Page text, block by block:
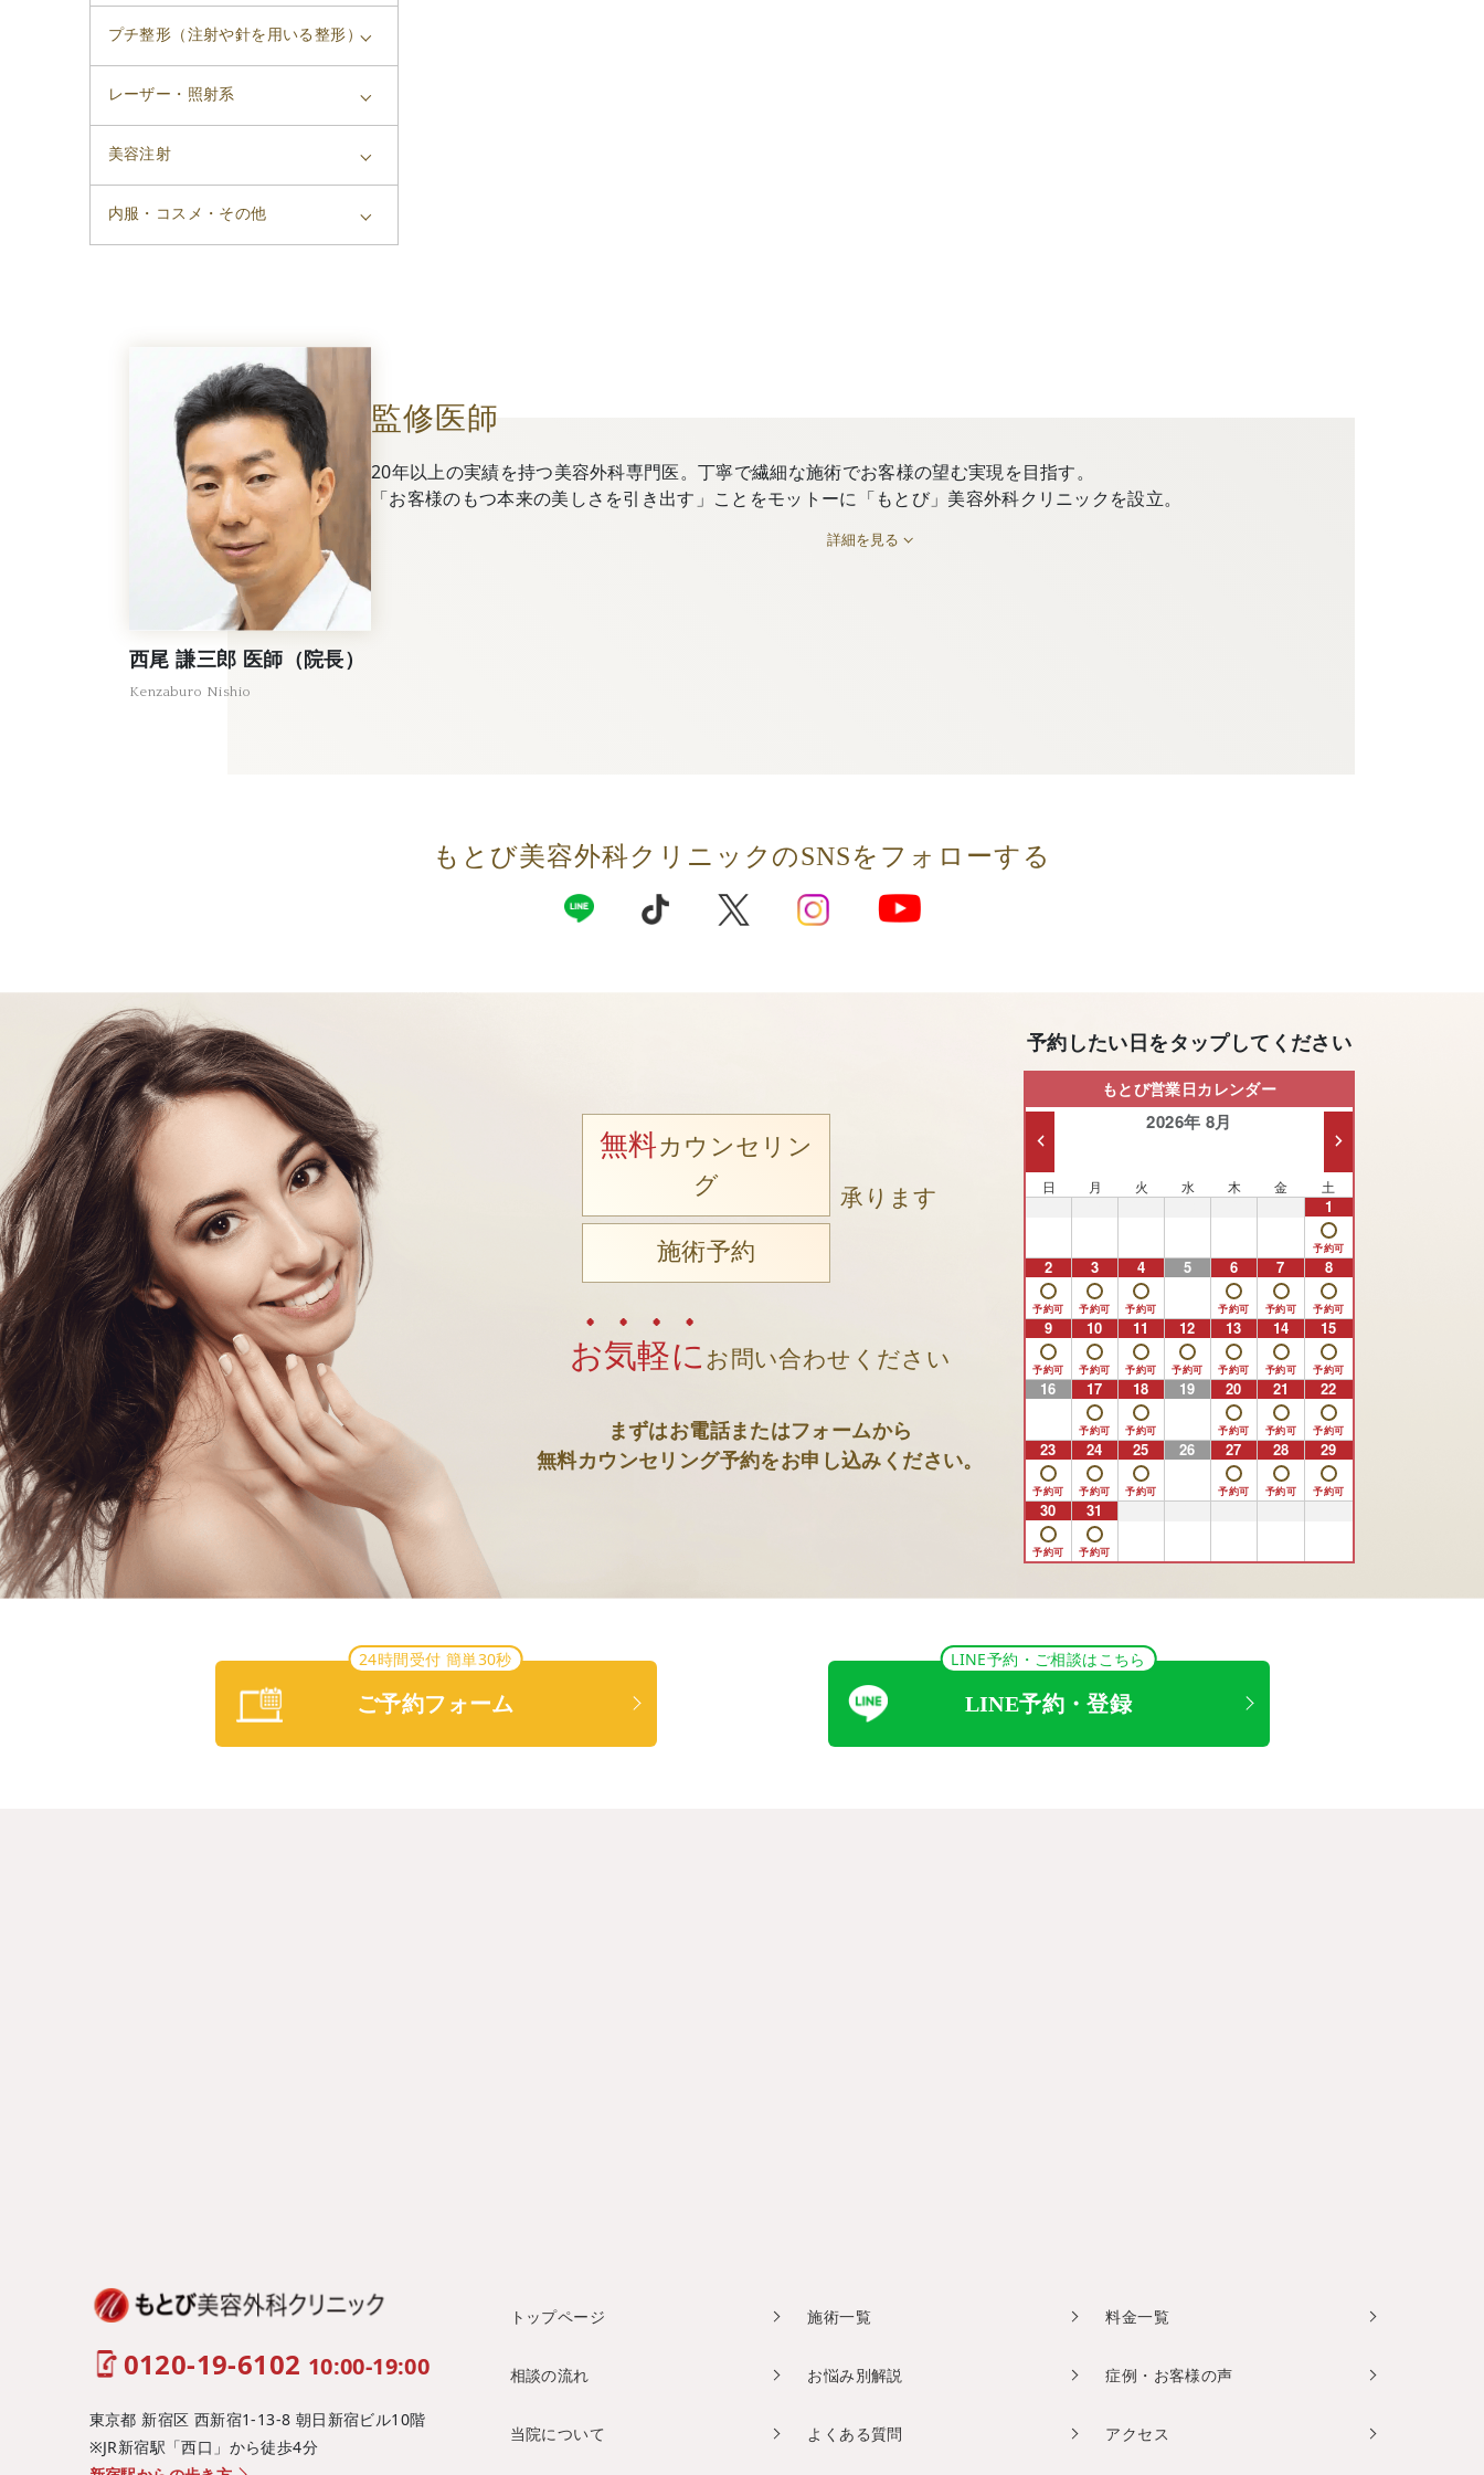
プチ整形（注射や針を用いる整形）
レーザー・照射系
美容注射
内服・コスメ・その他
監修医師
20年以上の実績を持つ美容外科専門医。丁寧で繊細な施術でお客様の望む実現を目指す。
「お客様のもつ本来の美しさを引き出す」ことをモットーに「もとび」美容外科クリニックを設立。
詳細を見る
西尾 謙三郎 医師（院長）
Kenzaburo Nishio
もとび美容外科クリニックのSNSをフォローする
無料カウンセリン
グ
施術予約
承ります
お気軽に お問い合わせください
まずはお電話またはフォームから
無料カウンセリング予約をお申し込みください。
予約したい日をタップしてください
もとび営業日カレンダー
2026年 8月
日 月 火 水 木 金 土
1
2 3 4 5 6 7 8
9 10 11 12 13 14 15
16 17 18 19 20 21 22
23 24 25 26 27 28 29
30 31
24時間受付 簡単30秒
ご予約フォーム
LINE予約・ご相談はこちら
LINE予約・登録
0120-19-6102 10:00-19:00
東京都 新宿区 西新宿1-13-8 朝日新宿ビル10階
※JR新宿駅「西口」から徒歩4分
トップページ 施術一覧 料金一覧
相談の流れ お悩み別解説 症例・お客様の声
当院について よくある質問 アクセス